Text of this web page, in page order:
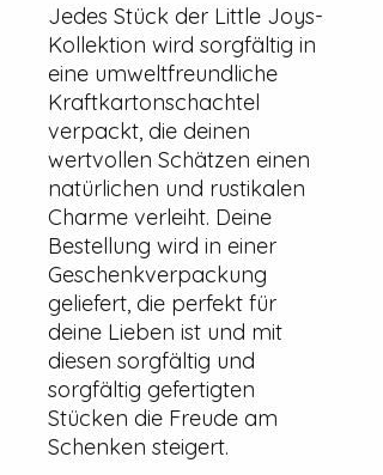
Jedes Stück der Little Joys-
Kollektion wird sorgfältig in
eine umweltfreundliche
Kraftkartonschachtel
verpackt, die deinen
wertvollen Schätzen einen
natürlichen und rustikalen
Charme verleiht. Deine
Bestellung wird in einer
Geschenkverpackung
geliefert, die perfekt für
deine Lieben ist und mit
diesen sorgfältig und
sorgfältig gefertigten
Stücken die Freude am
Schenken steigert.